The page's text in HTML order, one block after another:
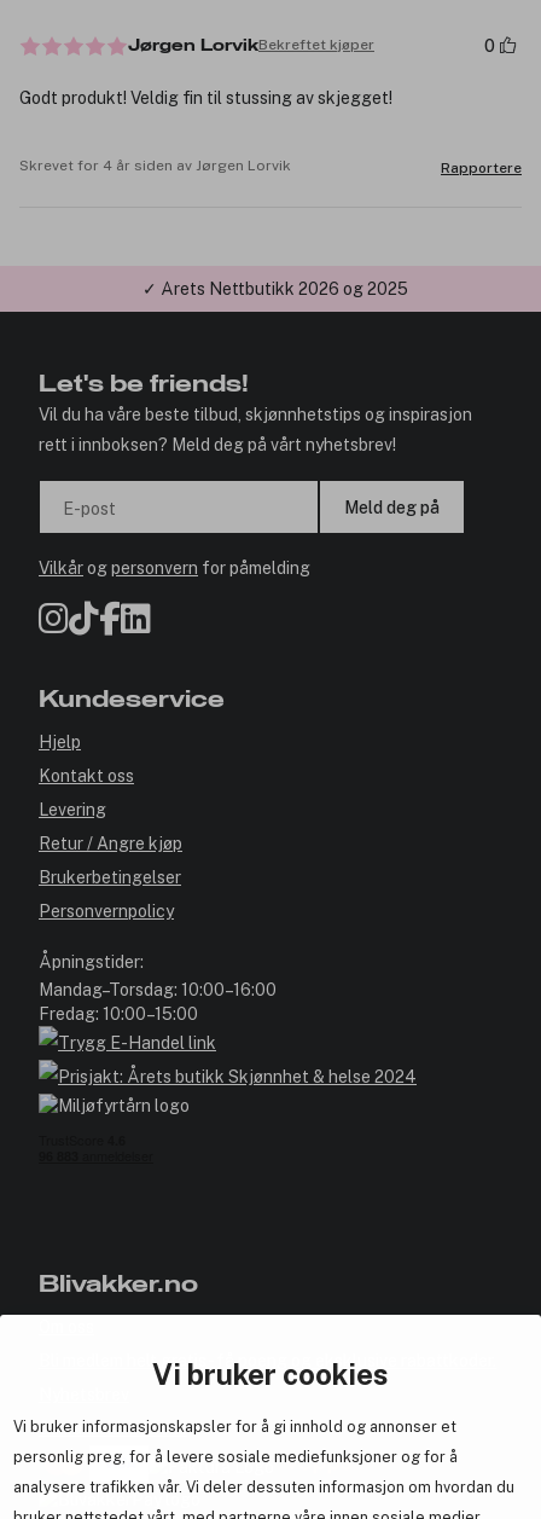
Vi bruker cookies
Vi bruker informasjonskapsler for å gi innhold og annonser et
personlig preg, for å levere sosiale mediefunksjoner og for å
analysere trafikken vår. Vi deler dessuten informasjon om hvordan du
Jørgen LorvikBekreftet kjøper 0
Godt produkt! Veldig fin til stussing av skjegget!
Skrevet for 4 år siden av Jørgen Lorvik Rapportere
✓ Årets Nettbutikk 2026 og 2025
Let's be friends!
Vil du ha våre beste tilbud, skjønnhetstips og inspirasjon
rett i innboksen? Meld deg på vårt nyhetsbrev!
E-post Meld deg på
Vilkårogpersonvern for påmelding
Kundeservice
Hjelp
Kontakt oss
Levering
Retur / Angre kjøp
Brukerbetingelser
Personvernpolicy
Åpningstider:
Mandag–Torsdag: 10:00–16:00
Fredag: 10:00–15:00
Blivakker.no
Bli medlem helt gratis - få poeng og eksklusive rabattkoder.
Samarbeid med oss